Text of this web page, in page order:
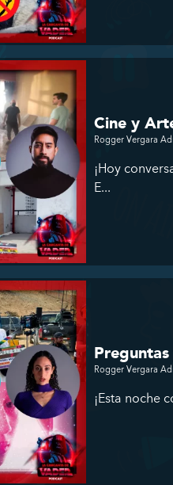
Cine y
Rogger Vergara
¡Hoy
E...
Rogger Vergara
¡Esta noche